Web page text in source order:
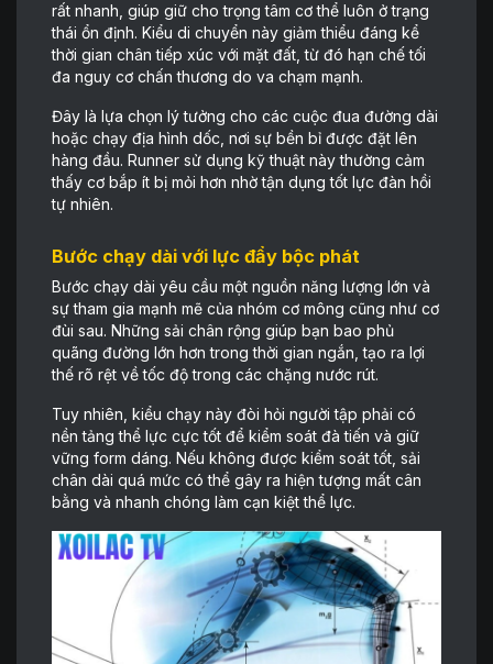
rất nhanh, giúp giữ cho trọng tâm cơ thể luôn ở trạng
thái ổn định. Kiểu di chuyển này giảm thiểu đáng kể
thời gian chân tiếp xúc với mặt đất, từ đó hạn chế tối
đa nguy cơ chấn thương do va chạm mạnh.
Đây là lựa chọn lý tưởng cho các cuộc đua đường dài
hoặc chạy địa hình dốc, nơi sự bền bỉ được đặt lên
hàng đầu. Runner sử dụng kỹ thuật này thường cảm
thấy cơ bắp ít bị mỏi hơn nhờ tận dụng tốt lực đàn hồi
tự nhiên.
Bước chạy dài với lực đẩy bộc phát
Bước chạy dài yêu cầu một nguồn năng lượng lớn và
sự tham gia mạnh mẽ của nhóm cơ mông cũng như cơ
đùi sau. Những sải chân rộng giúp bạn bao phủ
quãng đường lớn hơn trong thời gian ngắn, tạo ra lợi
thế rõ rệt về tốc độ trong các chặng nước rút.
Tuy nhiên, kiểu chạy này đòi hỏi người tập phải có
nền tảng thể lực cực tốt để kiểm soát đà tiến và giữ
vững form dáng. Nếu không được kiểm soát tốt, sải
chân dài quá mức có thể gây ra hiện tượng mất cân
bằng và nhanh chóng làm cạn kiệt thể lực.